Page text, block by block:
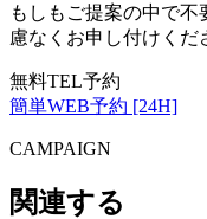
もしもご提案の中で
慮なくお申し付けくだ
無料TEL予約
簡単WEB予約 [24H]
CAMPAIGN
関連する